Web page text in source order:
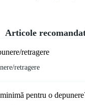
Articole
retragere
retragere
pentru o